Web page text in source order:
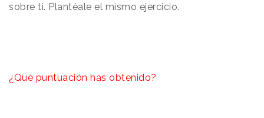
sobre ti. Plantéale el mismo ejercicio.
¿Qué puntuación has obtenido?